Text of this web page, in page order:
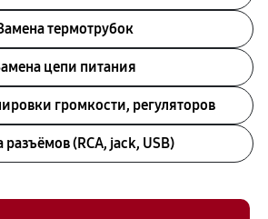
термотрубок
цепи питания
громкости, регуляторов
разъёмов (RCA, jack, USB)